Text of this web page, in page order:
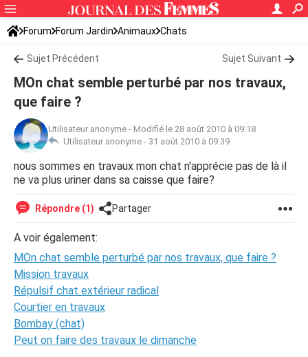
Forum Forum Jardin Animaux Chats
Sujet Précédent Sujet Suivant
MOn chat semble perturbé par nos travaux,
que faire ?
Utilisateur anonyme - Modifié le 28 août 2010 à 09:18
Utilisateur anonyme - 31 août 2010 à 09:39
nous sommes en travaux mon chat n'apprécie pas de là il
ne va plus uriner dans sa caisse que faire?
Répondre (1) Partager
A voir également:
MOn chat semble perturbé par nos travaux, que faire ?
Mission travaux
Répulsif chat extérieur radical
Courtier en travaux
Bombay (chat)
Peut on faire des travaux le dimanche